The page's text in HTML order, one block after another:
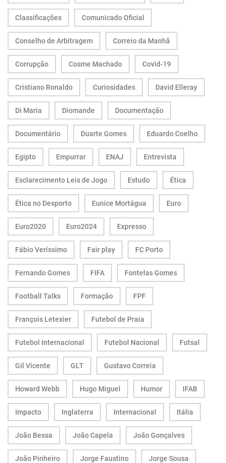
Classificações Comunicado Oficial
Conselho de Arbitragem Correio da Manhã
Corrupção Cosme Machado Covid-19
Cristiano Ronaldo Curiosidades David Elleray
Di Maria Diomande Documentação
Documentário Duarte Gomes Eduardo Coelho
Egipto Empurrar ENAJ Entrevista
Esclarecimento Leis de Jogo Estudo Ética
Ética no Desporto Eunice Mortágua Euro
Euro2020 Euro2024 Expresso
Fábio Veríssimo Fair play FC Porto
Fernando Gomes FIFA Fontelas Gomes
Football Talks Formação FPF
François Letexier Futebol de Praia
Futebol Internacional Futebol Nacional Futsal
Gil Vicente GLT Gustavo Correia
Howard Webb Hugo Miguel Humor IFAB
Impacto Inglaterra Internacional Itália
João Bessa João Capela João Gonçalves
João Pinheiro Jorge Faustino Jorge Sousa